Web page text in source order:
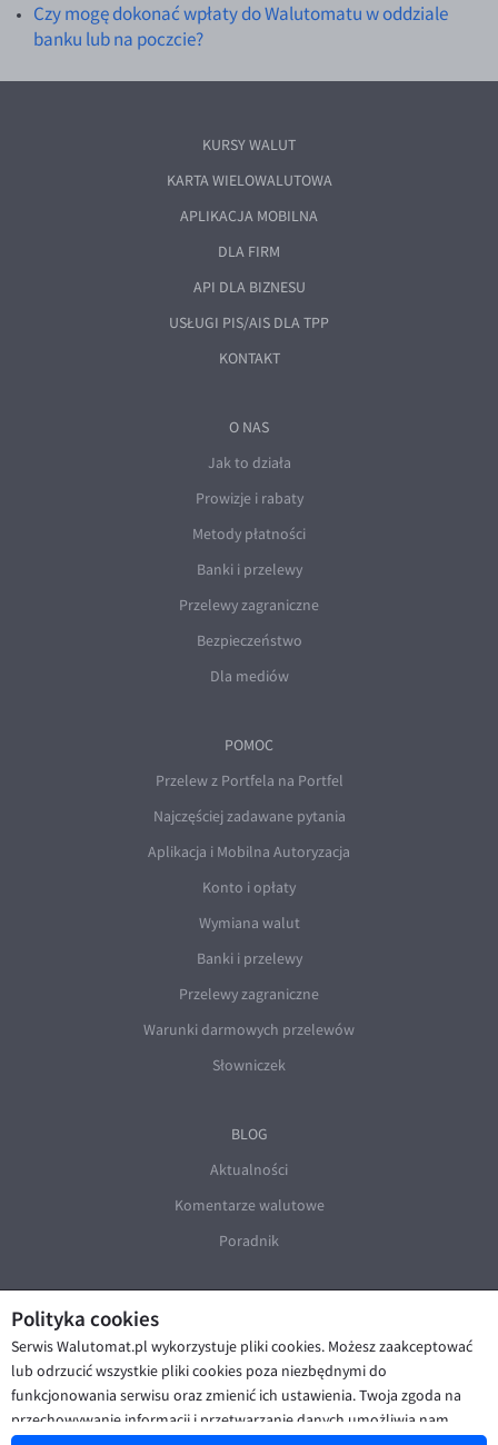
Czy mogę dokonać wpłaty do Walutomatu w oddziale
banku lub na poczcie?
Polityka cookies
Serwis Walutomat.pl wykorzystuje pliki cookies. Możesz zaakceptować
lub odrzucić wszystkie pliki cookies poza niezbędnymi do
funkcjonowania serwisu oraz zmienić ich ustawienia. Twoja zgoda na
przechowywanie informacji i przetwarzanie danych umożliwia nam
KURSY WALUT
KARTA WIELOWALUTOWA
APLIKACJA MOBILNA
DLA FIRM
API DLA BIZNESU
USŁUGI PIS/AIS DLA TPP
KONTAKT
O NAS
Jak to działa
Prowizje i rabaty
Metody płatności
Banki i przelewy
Przelewy zagraniczne
Bezpieczeństwo
Dla mediów
POMOC
Przelew z Portfela na Portfel
Najczęściej zadawane pytania
Aplikacja i Mobilna Autoryzacja
Konto i opłaty
Wymiana walut
Banki i przelewy
Przelewy zagraniczne
Warunki darmowych przelewów
Słowniczek
BLOG
Aktualności
Komentarze walutowe
Poradnik
© Walutomat 2026 | Regulaminy
|
Polityka prywatności i cookies | Deklaracja dostępności